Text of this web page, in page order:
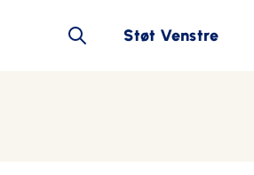
Støt Venstre